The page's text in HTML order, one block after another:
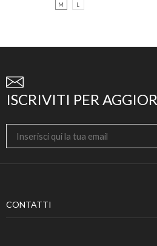
M L
ISCRIVITI PER
CONTATTI